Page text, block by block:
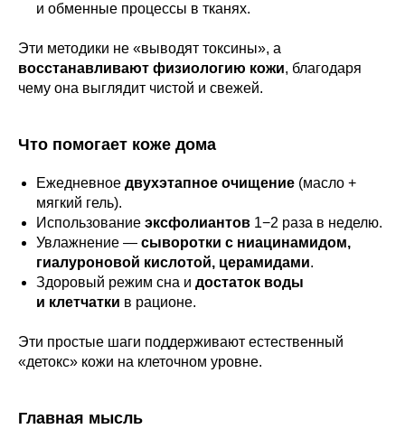
и обменные процессы в тканях.
Эти методики не «выводят токсины», а
восстанавливают физиологию кожи, благодаря
чему она выглядит чистой и свежей.
Что помогает коже дома
Ежедневное двухэтапное очищение (масло +
мягкий гель).
Использование эксфолиантов 1−2 раза в неделю.
Увлажнение — сыворотки с ниацинамидом,
гиалуроновой кислотой, церамидами.
Здоровый режим сна и достаток воды
и клетчатки в рационе.
Эти простые шаги поддерживают естественный
«детокс» кожи на клеточном уровне.
Главная мысль